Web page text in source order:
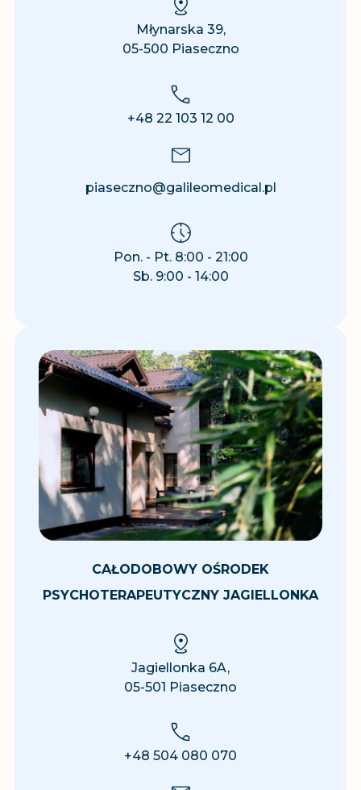
Młynarska 39,
05-500 Piaseczno
+48 22 103 12 00
piaseczno@galileomedical.pl
Pon. - Pt. 8:00 - 21:00
Sb. 9:00 - 14:00
CAŁODOBOWY OŚRODEK
PSYCHOTERAPEUTYCZNY JAGIELLONKA
Jagiellonka 6A,
05-501 Piaseczno
+48 504 080 070